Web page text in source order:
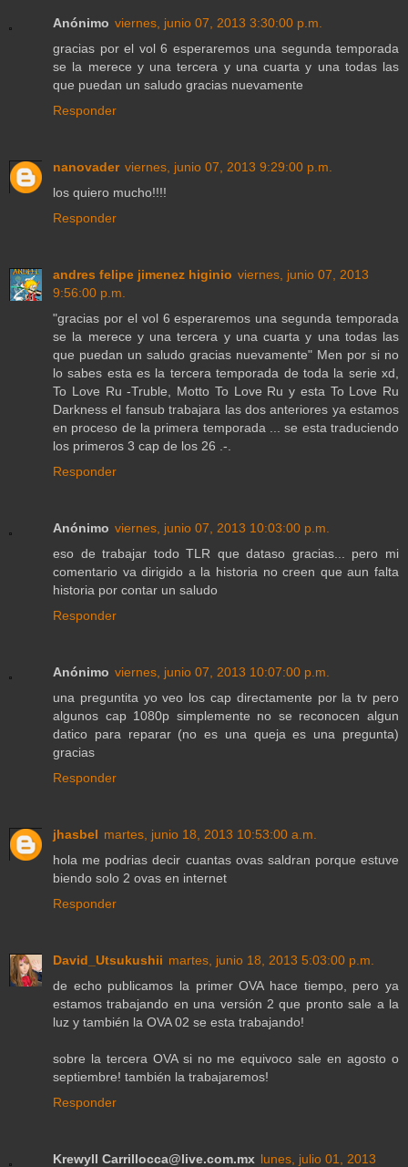
Anónimo viernes, junio 07, 2013 3:30:00 p.m.
gracias por el vol 6 esperaremos una segunda temporada
se la merece y una tercera y una cuarta y una todas las
que puedan un saludo gracias nuevamente
Responder
nanovader viernes, junio 07, 2013 9:29:00 p.m.
los quiero mucho!!!!
Responder
andres felipe jimenez higinio viernes, junio 07, 2013
9:56:00 p.m.
"gracias por el vol 6 esperaremos una segunda temporada
se la merece y una tercera y una cuarta y una todas las
que puedan un saludo gracias nuevamente" Men por si no
lo sabes esta es la tercera temporada de toda la serie xd,
To Love Ru -Truble, Motto To Love Ru y esta To Love Ru
Darkness el fansub trabajara las dos anteriores ya estamos
en proceso de la primera temporada ... se esta traduciendo
los primeros 3 cap de los 26 .-.
Responder
Anónimo viernes, junio 07, 2013 10:03:00 p.m.
eso de trabajar todo TLR que dataso gracias... pero mi
comentario va dirigido a la historia no creen que aun falta
historia por contar un saludo
Responder
Anónimo viernes, junio 07, 2013 10:07:00 p.m.
una preguntita yo veo los cap directamente por la tv pero
algunos cap 1080p simplemente no se reconocen algun
datico para reparar (no es una queja es una pregunta)
gracias
Responder
jhasbel martes, junio 18, 2013 10:53:00 a.m.
hola me podrias decir cuantas ovas saldran porque estuve
biendo solo 2 ovas en internet
Responder
David_Utsukushii martes, junio 18, 2013 5:03:00 p.m.
de echo publicamos la primer OVA hace tiempo, pero ya
estamos trabajando en una versión 2 que pronto sale a la
luz y también la OVA 02 se esta trabajando!
sobre la tercera OVA si no me equivoco sale en agosto o
septiembre! también la trabajaremos!
Responder
Krewyll Carrillocca@live.com.mx lunes, julio 01, 2013